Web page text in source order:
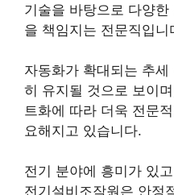
기술을 바탕으로 다양
을 책임지는 전문직입니
자동화가 확대되는 추
히 유지될 것으로 보이
트화에 따라 더욱 전문
요해지고 있습니다.
전기 분야에 흥미가 있
전기설비조작원은 안정